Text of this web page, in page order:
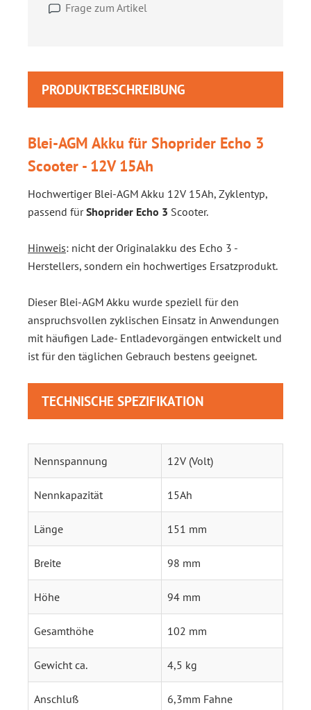
Frage zum Artikel
PRODUKTBESCHREIBUNG
Blei-AGM Akku für Shoprider Echo 3
Scooter - 12V 15Ah
Hochwertiger Blei-AGM Akku 12V 15Ah, Zyklentyp,
passend fürShoprider Echo 3 Scooter.
Hinweis: nicht der Originalakku des Echo 3 -
Herstellers, sondern ein hochwertiges Ersatzprodukt.
Dieser Blei-AGM Akku wurde speziell für den
anspruchsvollen zyklischen Einsatz in Anwendungen
mit häufigen Lade- Entladevorgängen entwickelt und
ist für den täglichen Gebrauch bestens geeignet.
TECHNISCHE SPEZIFIKATION
Nennspannung 12V (Volt)
Nennkapazität 15Ah
Länge 151 mm
Breite 98 mm
Höhe 94 mm
Gesamthöhe 102 mm
Gewicht ca. 4,5 kg
Anschluß 6,3mm Fahne